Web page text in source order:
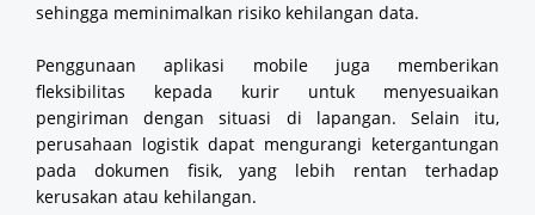
sehingga meminimalkan risiko kehilangan data.
Penggunaan aplikasi mobile juga memberikan
fleksibilitas kepada kurir untuk menyesuaikan
pengiriman dengan situasi di lapangan. Selain itu,
perusahaan logistik dapat mengurangi ketergantungan
pada dokumen fisik, yang lebih rentan terhadap
kerusakan atau kehilangan.